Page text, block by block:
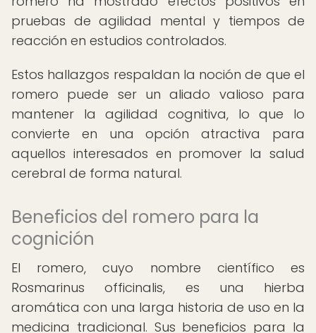
pruebas de agilidad mental y tiempos de
reacción en estudios controlados.
Estos hallazgos respaldan la noción de que el
romero puede ser un aliado valioso para
mantener la agilidad cognitiva, lo que lo
convierte en una opción atractiva para
aquellos interesados en promover la salud
cerebral de forma natural.
Beneficios del romero para la
cognición
El romero, cuyo nombre científico es
Rosmarinus officinalis, es una hierba
aromática con una larga historia de uso en la
medicina tradicional. Sus beneficios para la